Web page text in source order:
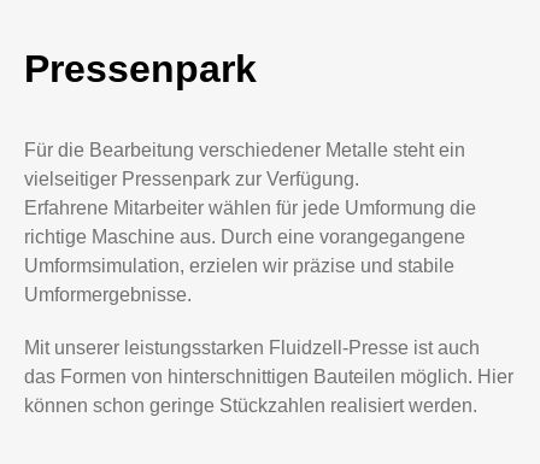
Pressenpark
Für die Bearbeitung verschiedener Metalle steht ein
vielseitiger Pressenpark zur Verfügung.
Erfahrene Mitarbeiter wählen für jede Umformung die
richtige Maschine aus. Durch eine vorangegangene
Umformsimulation, erzielen wir präzise und stabile
Umformergebnisse.
Mit unserer leistungsstarken Fluidzell-Presse ist auch
das Formen von hinterschnittigen Bauteilen möglich. Hier
können schon geringe Stückzahlen realisiert werden.